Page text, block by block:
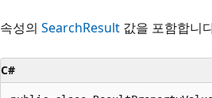
속성의 SearchResult 값을 포함합니
C#